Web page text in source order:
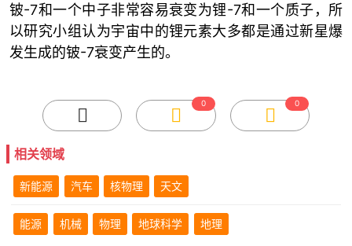
铍-7和一个中子非常容易衰变为锂-7和一个质子，所
以研究小组认为宇宙中的锂元素大多都是通过新星爆
发生成的铍-7衰变产生的。
0 0
相关领域
新能源 汽车 核物理 天文
能源 机械 物理 地球科学 地理